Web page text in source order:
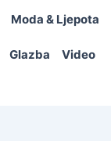
Moda & Ljepota
Glazba Video